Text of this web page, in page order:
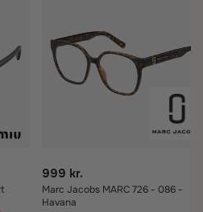
999 kr.
Marc Jacobs MARC 726 - 086 -
Havana